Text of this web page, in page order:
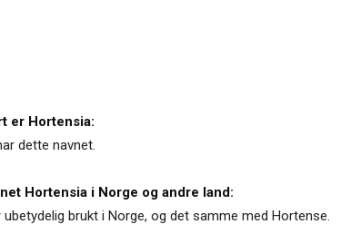
er Hortensia:
dette navnet.
Hortensia i Norge og andre land:
brukt i Norge, og det samme med Hortense.